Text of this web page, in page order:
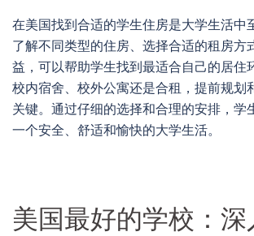
在美国找到合适的学生住房是大学生活中
了解不同类型的住房、选择合适的租房方
益，可以帮助学生找到最适合自己的居住
校内宿舍、校外公寓还是合租，提前规划
关键。通过仔细的选择和合理的安排，学
一个安全、舒适和愉快的大学生活。
美国最好的学校：深